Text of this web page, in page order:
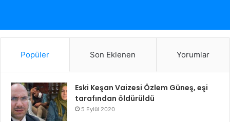
Popüler Son Eklenen Yorumlar
Eski Keşan Vaizesi Özlem Güneş, eşi
tarafından öldürüldü
5 Eylül 2020